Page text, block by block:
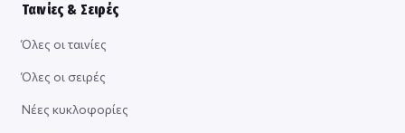
Ταινίες & Σειρές
Όλες οι ταινίες
Όλες οι σειρές
Νέες κυκλοφορίες